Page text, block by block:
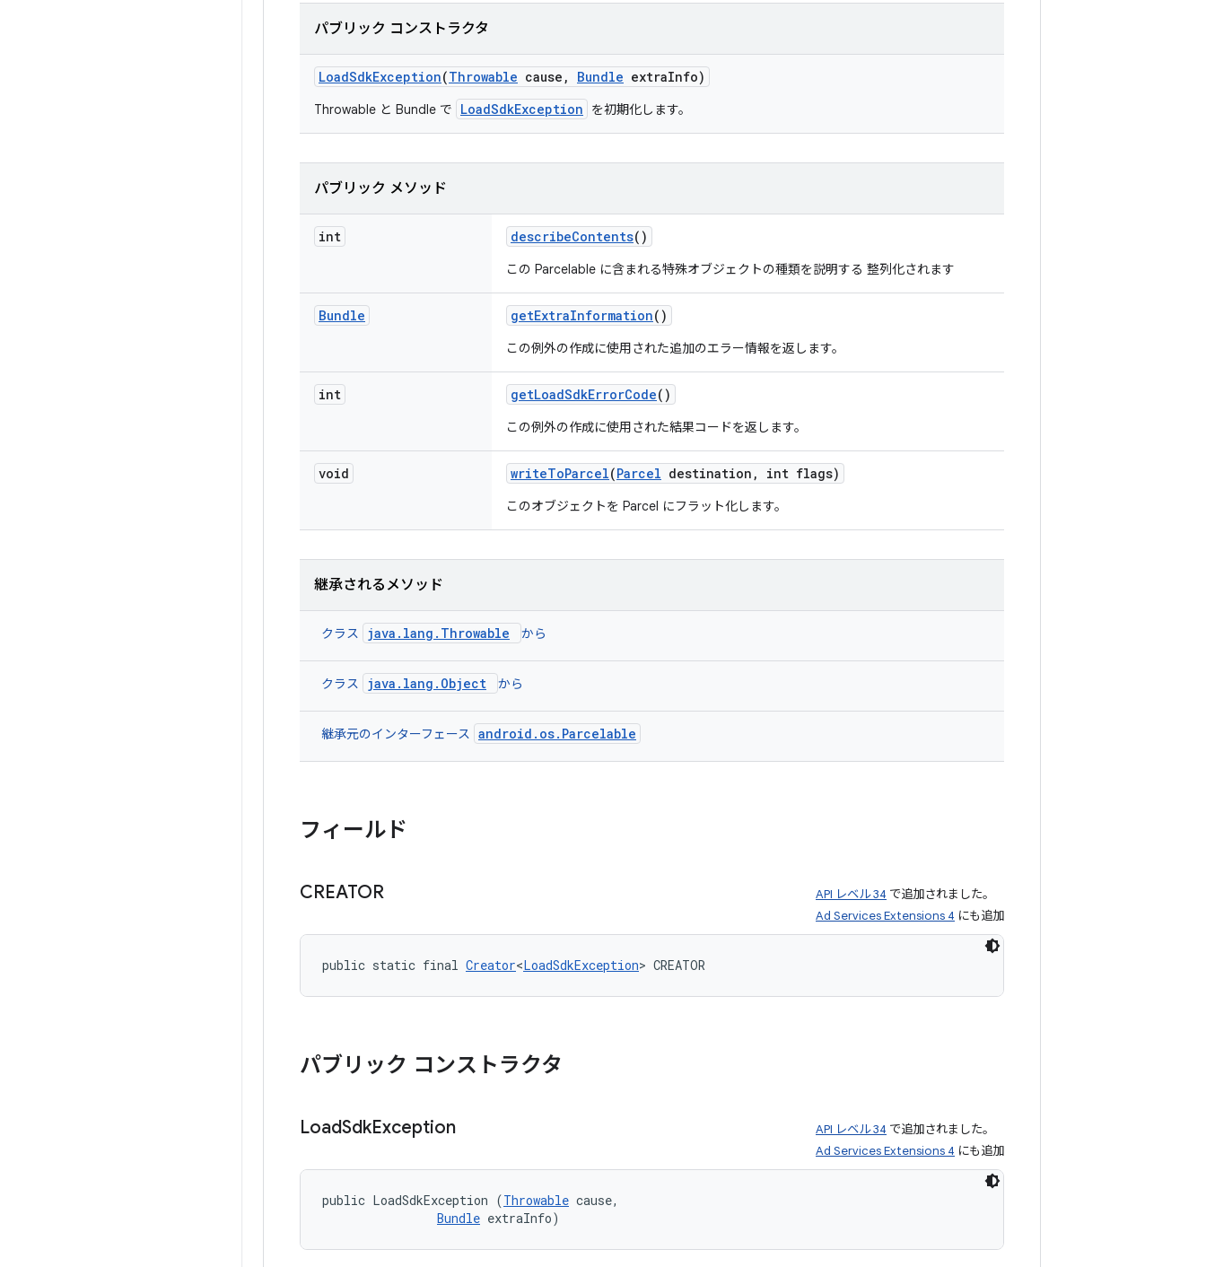
パブリック コンストラクタ
LoadSdkException(Throwable cause , Bundle extraInfo)
Throwable と Bundle で LoadSdkException を初期化します。
パブリック メソッド
int describeContents()
この Parcelable に含まれる特殊オブジェクトの種類を説明する 整列化されます
Bundle getExtraInformation()
この例外の作成に使用された追加のエラー情報を返します。
int getLoadSdkErrorCode()
この例外の作成に使用された結果コードを返します。
void writeToParcel(Parcel destination , int flags)
このオブジェクトを Parcel にフラット化します。
継承されるメソッド
クラス java.lang.Throwable から
クラス java.lang.Object から
継承元のインターフェース android.os.Parcelable
フィールド
CREATOR API レベル 34 で追加されました。
Ad Services Extensions 4 にも追加
public static final Creator<LoadSdkException> CREATOR
パブリック コンストラクタ
LoadSdkException API レベル 34 で追加されました。
Ad Services Extensions 4 にも追加
public LoadSdkException (Throwable cause,
Bundle extraInfo)